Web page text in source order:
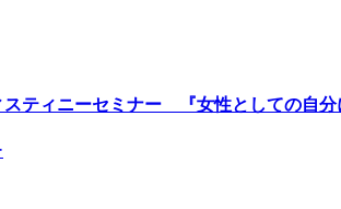
スティニーセミナー 『女性としての自分